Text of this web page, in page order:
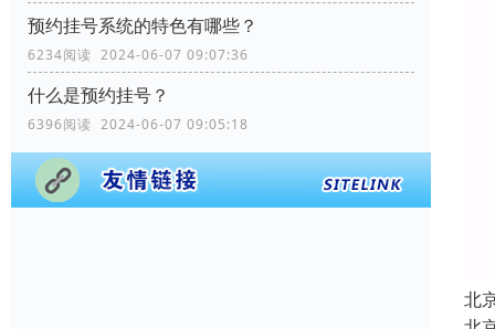
预约挂号系统的特色有哪些？
6234阅读 2024-06-07 09:07:36
什么是预约挂号？
6396阅读 2024-06-07 09:05:18
北